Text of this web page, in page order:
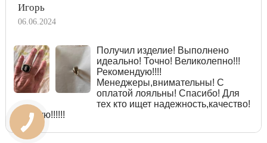
Игорь
06.06.2024
Получил изделие! Выполнено
идеально! Точно! Великолепно!!!
Рекомендую!!!!
Менеджеры,внимательны! С
оплатой лояльны! Спасибо! Для
тех кто ищет надежность,качество!
Советую!!!!!!